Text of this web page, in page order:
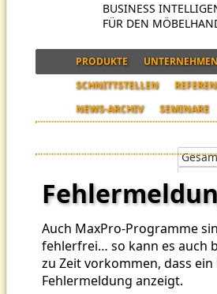
BUSINESS
FÜR DEN
PRODUKTE
SCHNITTSTELLEN
NEWS-ARCHIV
SEMINARE
Auch MaxPro-Programme
fehlerfrei… so kann es auch
zu Zeit vorkommen, dass
Fehlermeldung anzeigt.